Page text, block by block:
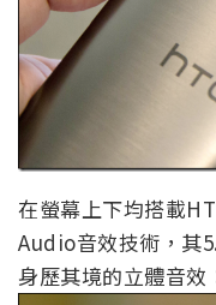
在螢幕上下均搭載
Audio音效技術，其
身歷其境的立體音效